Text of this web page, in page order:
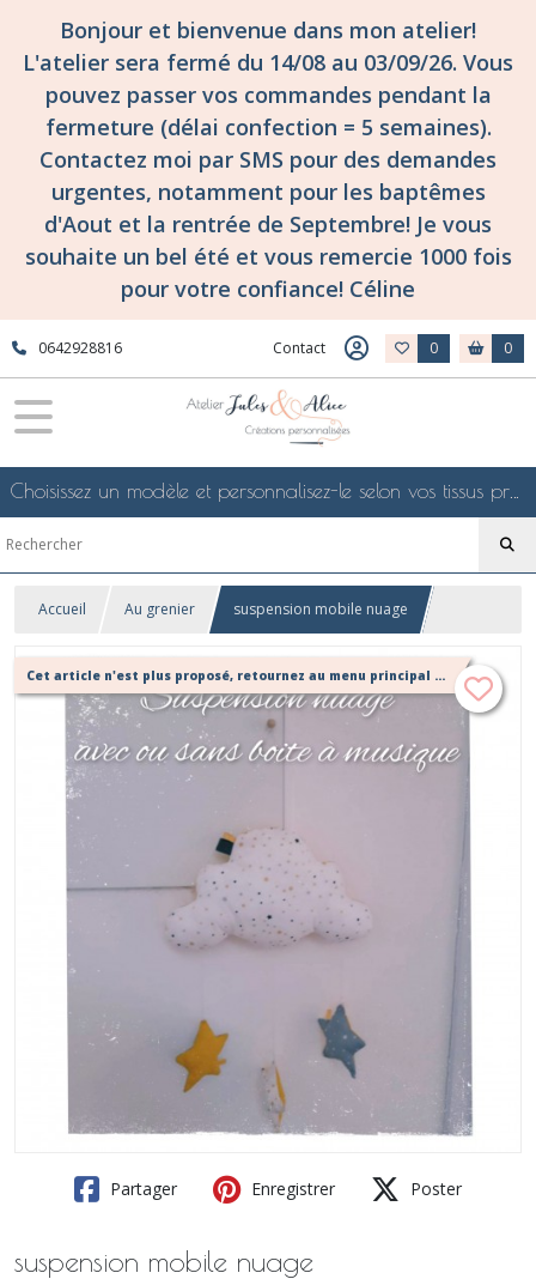
Bonjour et bienvenue dans mon atelier!
L'atelier sera fermé du 14/08 au 03/09/26. Vous
pouvez passer vos commandes pendant la
fermeture (délai confection = 5 semaines).
Contactez moi par SMS pour des demandes
urgentes, notamment pour les baptêmes
d'Aout et la rentrée de Septembre! Je vous
souhaite un bel été et vous remercie 1000 fois
pour votre confiance! Céline
0642928816 Contact 0 0
Choisissez un modèle et personnalisez-le selon vos tissus préférés de mes collections en ligne, je le confectionnerai selon vos souhaits
Accueil Au grenier suspension mobile nuage
Cet article n'est plus proposé, retournez au menu principal ou contactez moi!
Partager Enregistrer Poster
suspension mobile nuage